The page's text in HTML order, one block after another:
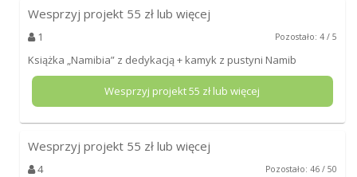
Wesprzyj projekt 55 zł lub więcej
1 Pozostało: 4 / 5
Książka „Namibia” z dedykacją + kamyk z pustyni Namib
Wesprzyj projekt55 zł lub więcej
Wesprzyj projekt 55 zł lub więcej
4 Pozostało: 46 / 50